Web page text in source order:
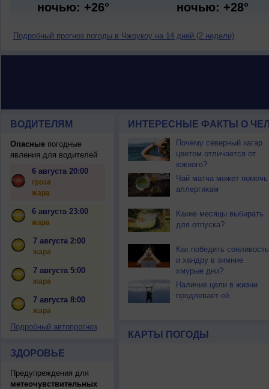
ночью: +26° ночью: +28°
Подробный прогноз погоды в Чжоукоу на 14 дней (2 недели)
ВОДИТЕЛЯМ
Опасныепогодные
явления для водителей
6 августа 20:00
гроза
жара
6 августа 23:00
жара
7 августа 2:00
жара
7 августа 5:00
жара
7 августа 8:00
жара
Подробный автопрогноз
ЗДОРОВЬЕ
Предупреждения для
метеочувствительных
ИНТЕРЕСНЫЕ ФАКТЫ О
Почему северный загар
цветом отличается от
южного?
Чай матча может помочь
аллергикам
Какие месяцы выбирать
для отпуска?
Как победить сонливость
и хандру в зимние
хмурые дни?
Наличие цели в жизни
продлевает её
КАРТЫ ПОГОДЫ